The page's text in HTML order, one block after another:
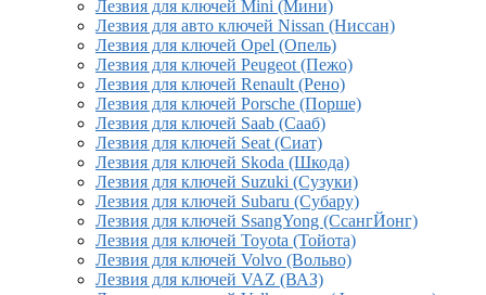
Лезвия для ключей Mini (Мини)
Лезвия для авто ключей Nissan (Ниссан)
Лезвия для ключей Opel (Опель)
Лезвия для ключей Peugeot (Пежо)
Лезвия для ключей Renault (Рено)
Лезвия для ключей Porsche (Порше)
Лезвия для ключей Saab (Сааб)
Лезвия для ключей Seat (Сиат)
Лезвия для ключей Skoda (Шкода)
Лезвия для ключей Suzuki (Сузуки)
Лезвия для ключей Subaru (Субару)
Лезвия для ключей SsangYong (СсангЙонг)
Лезвия для ключей Toyota (Тойота)
Лезвия для ключей Volvo (Вольво)
Лезвия для ключей VAZ (ВАЗ)